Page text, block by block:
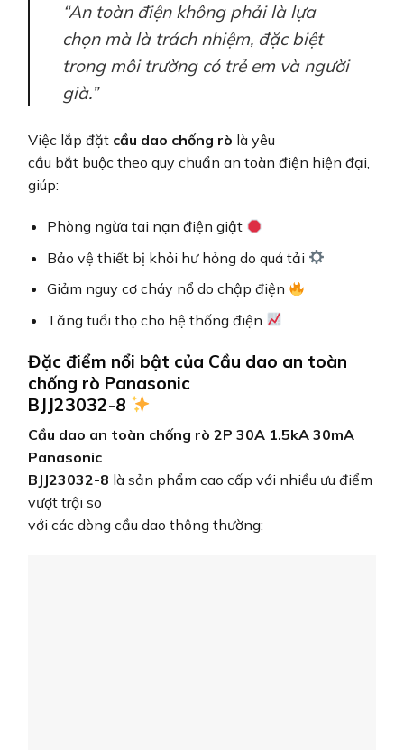
“An toàn điện không phải là lựa
chọn mà là trách nhiệm, đặc biệt
trong môi trường có trẻ em và người
già.”
Việc lắp đặt cầu dao chống rò là yêu
cầu bắt buộc theo quy chuẩn an toàn điện hiện đại,
giúp:
Phòng ngừa tai nạn điện giật
Bảo vệ thiết bị khỏi hư hỏng do quá tải
Giảm nguy cơ cháy nổ do chập điện
Tăng tuổi thọ cho hệ thống điện
Đặc điểm nổi bật của Cầu dao an toàn
chống rò Panasonic
BJJ23032-8
Cầu dao an toàn chống rò 2P 30A 1.5kA 30mA
Panasonic
BJJ23032-8 là sản phẩm cao cấp với nhiều ưu điểm
vượt trội so
với các dòng cầu dao thông thường: